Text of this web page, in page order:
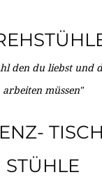
den du liebst und
arbeiten müssen"
STÜHLE